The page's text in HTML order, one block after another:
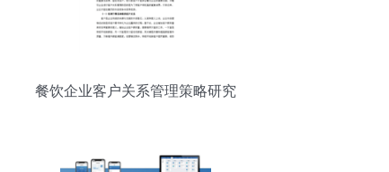
餐饮企业客户关系管理策略研究